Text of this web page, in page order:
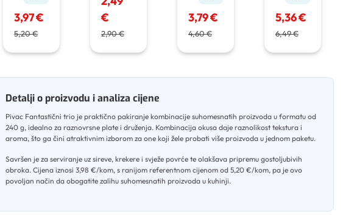
3,97 €
5,20 €
€
2,90 €
3,79 €
4,60 €
5,36 €
6,49 €
Detalji o proizvodu i analiza cijene
Pivac Fantastični trio je praktično pakiranje kombinacije suhomesnatih proizvoda u formatu od
240 g, idealno za raznovrsne plate i druženja. Kombinacija okusa daje raznolikost tekstura i
aroma, što ga čini atraktivnim izborom za one koji žele probati više proizvoda u jednom paketu.
Savršen je za serviranje uz sireve, krekere i svježe povrće te olakšava pripremu gostoljubivih
obroka. Cijena iznosi 3,98 €/kom, s ranijom referentnom cijenom od 5,20 €/kom, pa je ovo
povoljan način da obogatite zalihu suhomesnatih proizvoda u kuhinji.